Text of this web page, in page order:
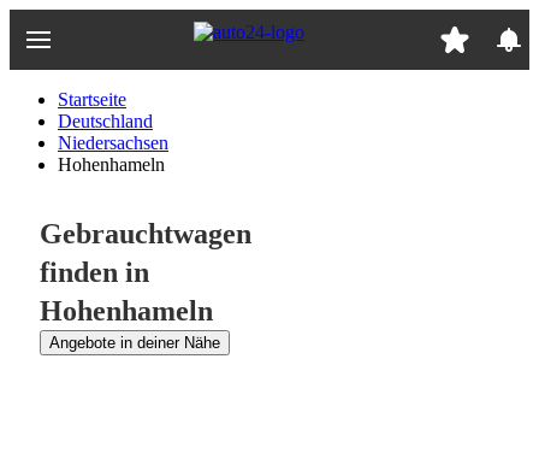
Hauptinhalt
Startseite
Deutschland
Niedersachsen
Hohenhameln
Gebrauchtwagen
finden in
Hohenhameln
Angebote in deiner Nähe